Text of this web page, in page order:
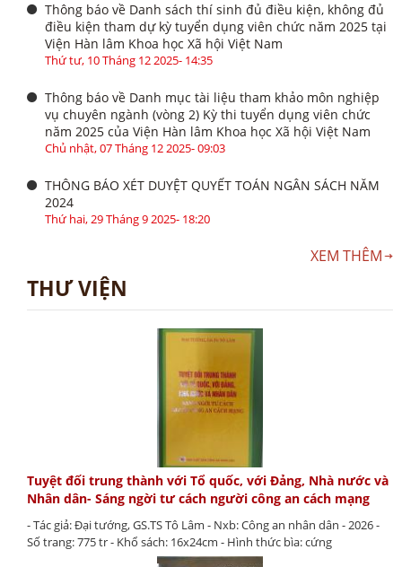
Thông báo về Danh sách thí sinh đủ điều kiện, không đủ
điều kiện tham dự kỳ tuyển dụng viên chức năm 2025 tại
Viện Hàn lâm Khoa học Xã hội Việt Nam
Thứ tư, 10 Tháng 12 2025- 14:35
Thông báo về Danh mục tài liệu tham khảo môn nghiệp
vụ chuyên ngành (vòng 2) Kỳ thi tuyển dụng viên chức
năm 2025 của Viện Hàn lâm Khoa học Xã hội Việt Nam
Chủ nhật, 07 Tháng 12 2025- 09:03
THÔNG BÁO XÉT DUYỆT QUYẾT TOÁN NGÂN SÁCH NĂM
2024
Thứ hai, 29 Tháng 9 2025- 18:20
XEM THÊM
THƯ VIỆN
Tuyệt đối trung thành với Tổ quốc, với Đảng, Nhà nước và
Nhân dân- Sáng ngời tư cách người công an cách mạng
- Tác giả: Đại tướng, GS.TS Tô Lâm - Nxb: Công an nhân dân - 2026 -
Số trang: 775 tr - Khổ sách: 16x24cm - Hình thức bìa: cứng